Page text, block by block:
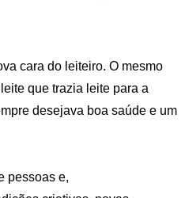
cara do leiteiro. O mesmo
que trazia leite para a
desejava boa saúde e um
pessoas e,